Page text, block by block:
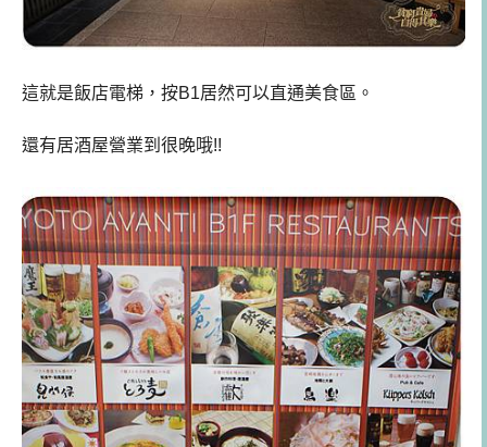
這就是飯店電梯，按B1居然可以直通美食區。
還有居酒屋營業到很晚哦!!